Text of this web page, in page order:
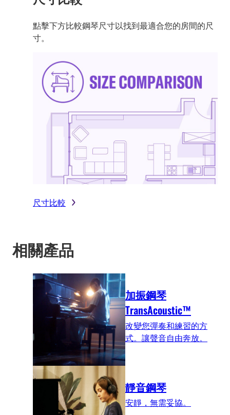
點擊下方比較鋼琴尺寸以找到最適合您的房間的尺
寸。
尺寸比較
相關產品
加振鋼琴
TransAcoustic™
改變您彈奏和練習的方
式。讓聲音自由奔放。
靜音鋼琴
安靜，無需妥協。